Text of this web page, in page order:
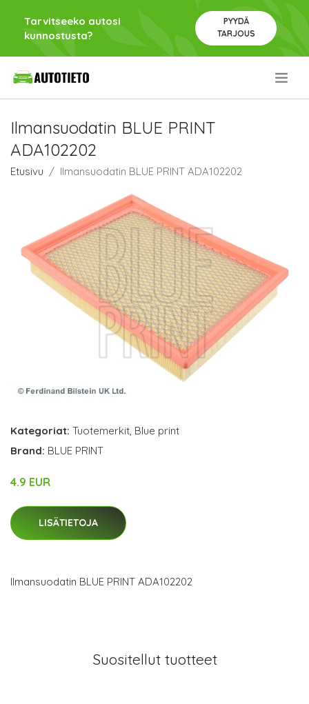
Tarvitseeko autosi
kunnostusta?
PYYDÄ
TARJOUS
Ilmansuodatin BLUE PRINT
ADA102202
Etusivu Ilmansuodatin BLUE PRINT ADA102202
Kategoriat: Tuotemerkit, Blue print
Brand: BLUE PRINT
4.9 EUR
LISÄTIETOJA
Ilmansuodatin BLUE PRINT ADA102202
Suositellut tuotteet